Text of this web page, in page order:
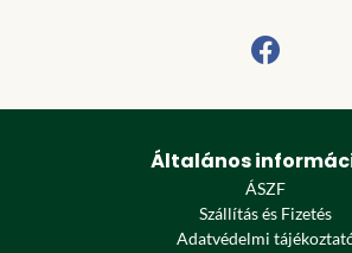
Általános
ÁSZF
Szállítás és Fizetés
Adatvédelmi